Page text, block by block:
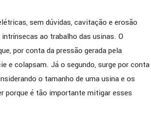
sem dúvidas, cavitação e erosão
ao trabalho das usinas. O
por conta da pressão gerada pela
e colapsam. Já o segundo, surge por conta
o tamanho de uma usina e os
porque é tão importante mitigar esses